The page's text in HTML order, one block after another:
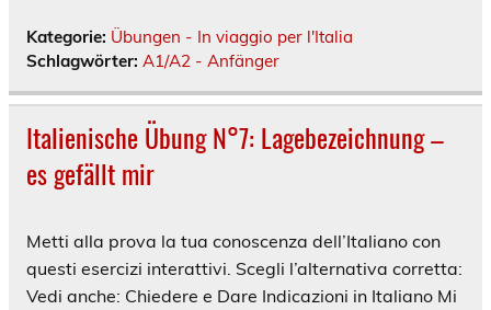
Kategorie: Übungen - In viaggio per l'Italia
Schlagwörter: A1/A2 - Anfänger
Italienische Übung N°7: Lagebezeichnung –
es gefällt mir
Metti alla prova la tua conoscenza dell’Italiano con
questi esercizi interattivi. Scegli l’alternativa corretta:
Vedi anche: Chiedere e Dare Indicazioni in Italiano Mi